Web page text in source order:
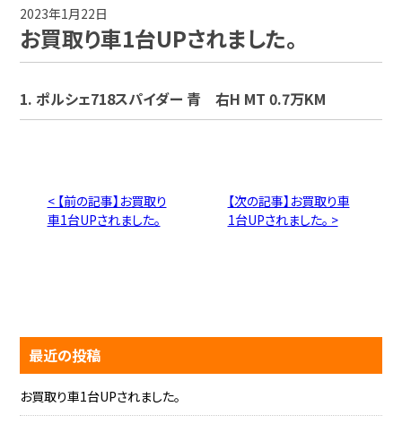
ロータス買取実績
2023年1月22日
お買取り車1台UPされました。
1. ポルシェ718スパイダー 青 右H MT 0.7万KM
< 【前の記事】お買取り
車1台UPされました。
【次の記事】お買取り車
1台UPされました。 >
最近の投稿
お買取り車1台UPされました。